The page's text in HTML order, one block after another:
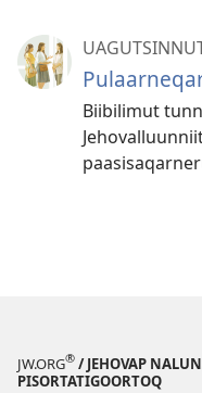
Biibilimut
JW.ORG® / JEHOVAP
PISORTATIGOORTOQ